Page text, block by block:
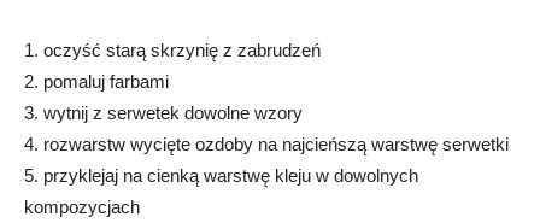
1. oczyść starą skrzynię z zabrudzeń
2. pomaluj farbami
3. wytnij z serwetek dowolne wzory
4. rozwarstw wycięte ozdoby na najcieńszą warstwę serwetki
5. przyklejaj na cienką warstwę kleju w dowolnych
kompozycjach